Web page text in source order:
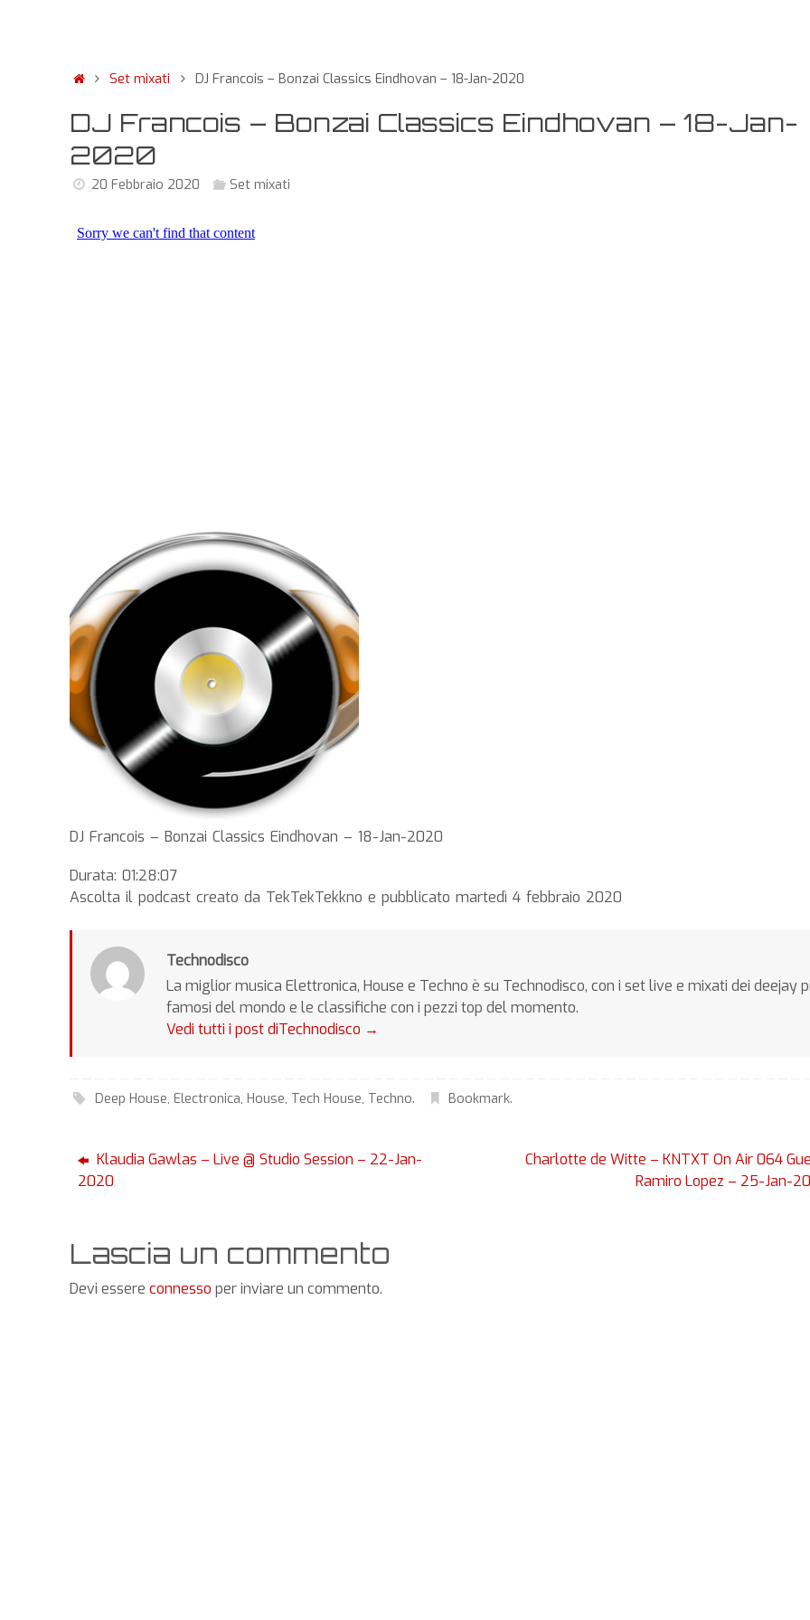
Set mixati DJ Francois – Bonzai Classics Eindhovan – 18-Jan-2020
DJ Francois – Bonzai Classics Eindhovan – 18-Jan-
2020
20 Febbraio 2020 Set mixati
DJ Francois – Bonzai Classics Eindhovan – 18-Jan-2020
Durata: 01:28:07
Ascolta il podcast creato da TekTekTekkno e pubblicato martedì 4 febbraio 2020
Technodisco
La miglior musica Elettronica, House e Techno è su Technodisco, con i set live e mixati dei deejay
famosi del mondo e le classifiche con i pezzi top del momento.
Vedi tutti i post diTechnodisco →
Deep House,Electronica,House, Tech House, Techno. Bookmark.
Klaudia Gawlas – Live @ Studio Session – 22-Jan-
2020
Charlotte de Witte – KNTXT On Air 064
Ramiro Lopez – 25-Jan-
Lascia un commento
Devi essere connesso per inviare un commento.